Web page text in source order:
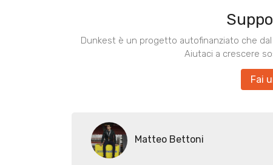
Dunkest è un progetto autofinanziato che
Aiutaci a crescere
Fai
Matteo Bettoni